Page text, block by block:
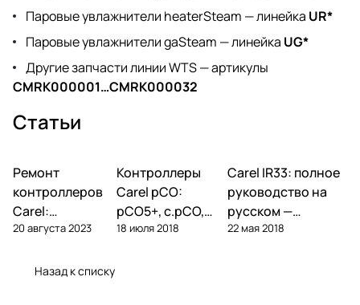
Паровые увлажнители heaterSteam — линейка UR*
Паровые увлажнители gaSteam — линейка UG*
Другие запчасти линии WTS — артикулы
CMRK000001…CMRK000032
Статьи
Автоматика и
контроллеры
Ремонт
контроллеров
Carel:
диагностика
поломок и
20 августа 2023
Автоматика и
контроллеры
Контроллеры
Carel pCO:
pCO5+, c.pCO,
pCO mini —
18 июля 2018
Автоматика и
контроллеры
Carel IR33: полное
руководство на
русском —
параметры,
22 мая 2018
Назад к списку